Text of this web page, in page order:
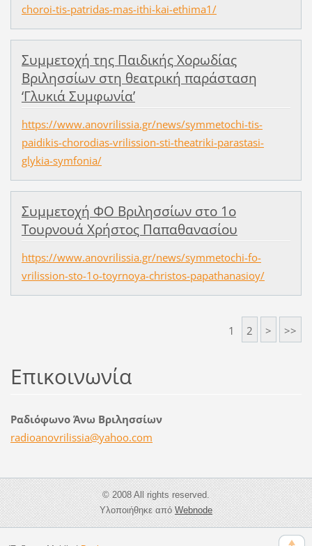
choroi-tis-patridas-mas-ithi-kai-ethima1/
Συμμετοχή της Παιδικής Χορωδίας
Βριλησσίων στη θεατρική παράσταση
‘Γλυκιά Συμφωνία’
https://www.anovrilissia.gr/news/symmetochi-tis-
paidikis-chorodias-vrilission-sti-theatriki-parastasi-
glykia-symfonia/
Συμμετοχή ΦΟ Βριλησσίων στο 1ο
Τουρνουά Χρήστος Παπαθανασίου
https://www.anovrilissia.gr/news/symmetochi-fo-
vrilission-sto-1o-toyrnoya-christos-papathanasioy/
1 2 > >>
Επικοινωνία
Ραδιόφωνο Άνω Βριλησσίων
radioanovrilissia@yahoo.com
© 2008 All rights reserved.
Υλοποιήθηκε απόWebnode